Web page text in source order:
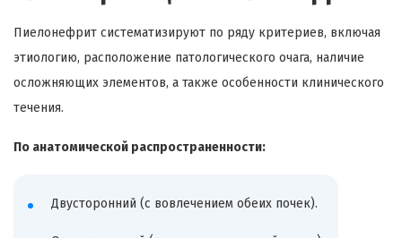
Пиелонефрит систематизируют по ряду критериев, включая
этиологию, расположение патологического очага, наличие
осложняющих элементов, а также особенности клинического
течения.
По анатомической распространенности:
Двусторонний (с вовлечением обеих почек).